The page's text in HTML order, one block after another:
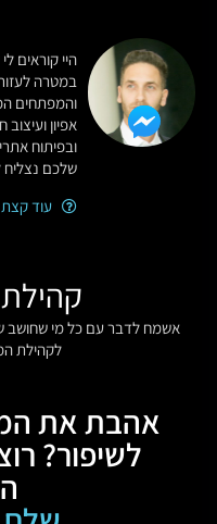
היי קוראים
במטרה
והמפתחים
ובפיתוח
שלכם נצליח
עוד קצת
אשמח לדבר עם כל מי שחושב
לקהילת
אהבת את
לשיפור?